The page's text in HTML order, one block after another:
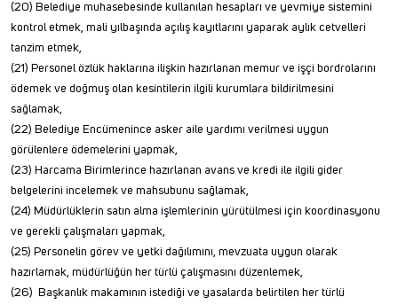
(20) Belediye muhasebesinde kullanılan hesapları ve yevmiye sistemini
kontrol etmek, mali yılbaşında açılış kayıtlarını yaparak aylık cetvelleri
tanzim etmek,
(21) Personel özlük haklarına ilişkin hazırlanan memur ve işçi bordrolarını
ödemek ve doğmuş olan kesintilerin ilgili kurumlara bildirilmesini
sağlamak,
(22) Belediye Encümenince asker aile yardımı verilmesi uygun
görülenlere ödemelerini yapmak,
(23) Harcama Birimlerince hazırlanan avans ve kredi ile ilgili gider
belgelerini incelemek ve mahsubunu sağlamak,
(24) Müdürlüklerin satın alma işlemlerinin yürütülmesi için koordinasyonu
ve gerekli çalışmaları yapmak,
(25) Personelin görev ve yetki dağılımını, mevzuata uygun olarak
hazırlamak, müdürlüğün her türlü çalışmasını düzenlemek,
(26) Başkanlık makamının istediği ve yasalarda belirtilen her türlü